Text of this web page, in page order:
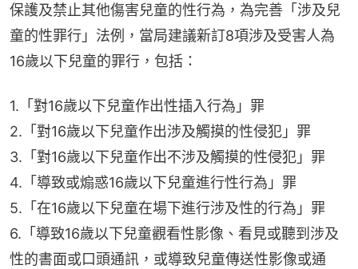
保護及禁止其他傷害兒童的性行為，為完善「涉及兒
童的性罪行」法例，當局建議新訂8項涉及受害人為
16歲以下兒童的罪行，包括：
1.「對16歲以下兒童作出性插入行為」罪
2.「對16歲以下兒童作出涉及觸摸的性侵犯」罪
3.「對16歲以下兒童作出不涉及觸摸的性侵犯」罪
4.「導致或煽惑16歲以下兒童進行性行為」罪
5.「在16歲以下兒童在場下進行涉及性的行為」罪
6.「導致16歲以下兒童觀看性影像、看見或聽到涉及
性的書面或口頭通訊，或導致兒童傳送性影像或通